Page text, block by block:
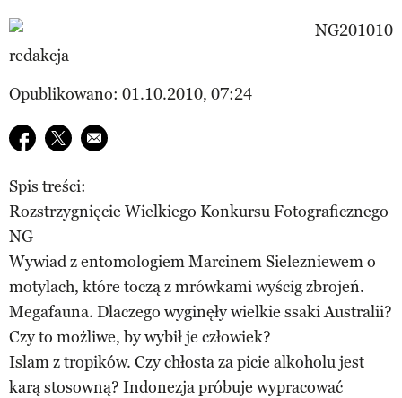
redakcja
Opublikowano: 01.10.2010, 07:24
Udostępnij na facebook
Udostępnij na twitter
E-mail do przyjaciela
Spis treści:
Rozstrzygnięcie Wielkiego Konkursu Fotograficznego
NG
Wywiad z entomologiem Marcinem Sielezniewem o
motylach, które toczą z mrówkami wyścig zbrojeń.
Megafauna. Dlaczego wyginęły wielkie ssaki Australii?
Czy to możliwe, by wybił je człowiek?
Islam z tropików. Czy chłosta za picie alkoholu jest
karą stosowną? Indonezja próbuje wypracować